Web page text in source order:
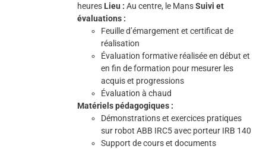
heures Lieu : Au centre, le MansSuivi et
évaluations :
Feuille d’émargement et certificat de
réalisation
Évaluation formative réalisée en début et
en fin de formation pour mesurer les
acquis et progressions
Évaluation à chaud
Matériels pédagogiques :
Démonstrations et exercices pratiques
sur robot ABB IRC5 avec porteur IRB 140
Support de cours et documents